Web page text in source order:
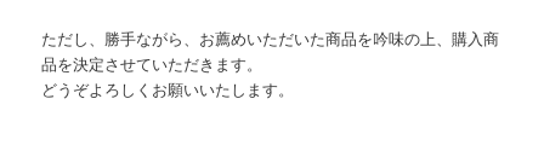
ただし、勝手ながら、お薦めいただいた商品を吟味の上、購入商
品を決定させていただきます。
どうぞよろしくお願いいたします。